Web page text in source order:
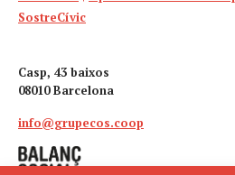
SostreCívic
Casp, 43 baixos
08010 Barcelona
info@grupecos.coop